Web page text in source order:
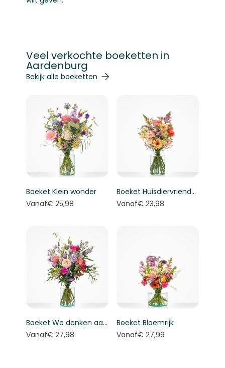
Veel verkochte boeketten in
Aardenburg
Navigeren door de elementen van de carrousel is
Druk om carrousel over te slaan
Bekijk alle boeketten
Boeket Klein wonder
Vanaf€ 25,98
Boeket Huisdiervriendelijk boeket
Vanaf€ 23,98
Boeket We denken aan je
Vanaf€ 27,98
Boeket Bloemrijk
Vanaf€ 27,99